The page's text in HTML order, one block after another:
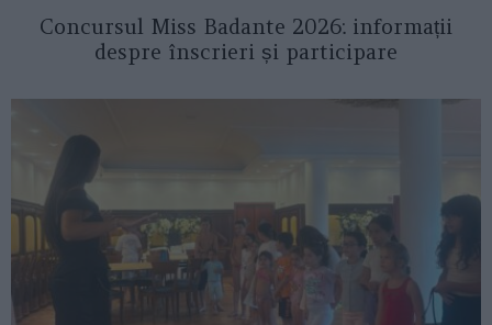
Concursul Miss Badante 2026: informații
despre înscrieri și participare